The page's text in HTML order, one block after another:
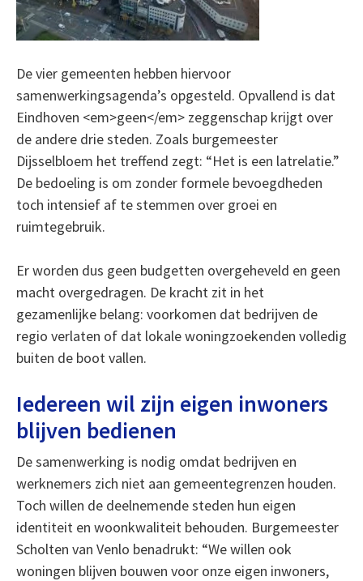
De vier gemeenten hebben hiervoor
samenwerkingsagenda’s opgesteld. Opvallend is dat
Eindhoven <em>geen</em> zeggenschap krijgt over
de andere drie steden. Zoals burgemeester
Dijsselbloem het treffend zegt: “Het is een latrelatie.”
De bedoeling is om zonder formele bevoegdheden
toch intensief af te stemmen over groei en
ruimtegebruik.
Er worden dus geen budgetten overgeheveld en geen
macht overgedragen. De kracht zit in het
gezamenlijke belang: voorkomen dat bedrijven de
regio verlaten of dat lokale woningzoekenden volledig
buiten de boot vallen.
Iedereen wil zijn eigen inwoners
blijven bedienen
De samenwerking is nodig omdat bedrijven en
werknemers zich niet aan gemeentegrenzen houden.
Toch willen de deelnemende steden hun eigen
identiteit en woonkwaliteit behouden. Burgemeester
Scholten van Venlo benadrukt: “We willen ook
woningen blijven bouwen voor onze eigen inwoners,